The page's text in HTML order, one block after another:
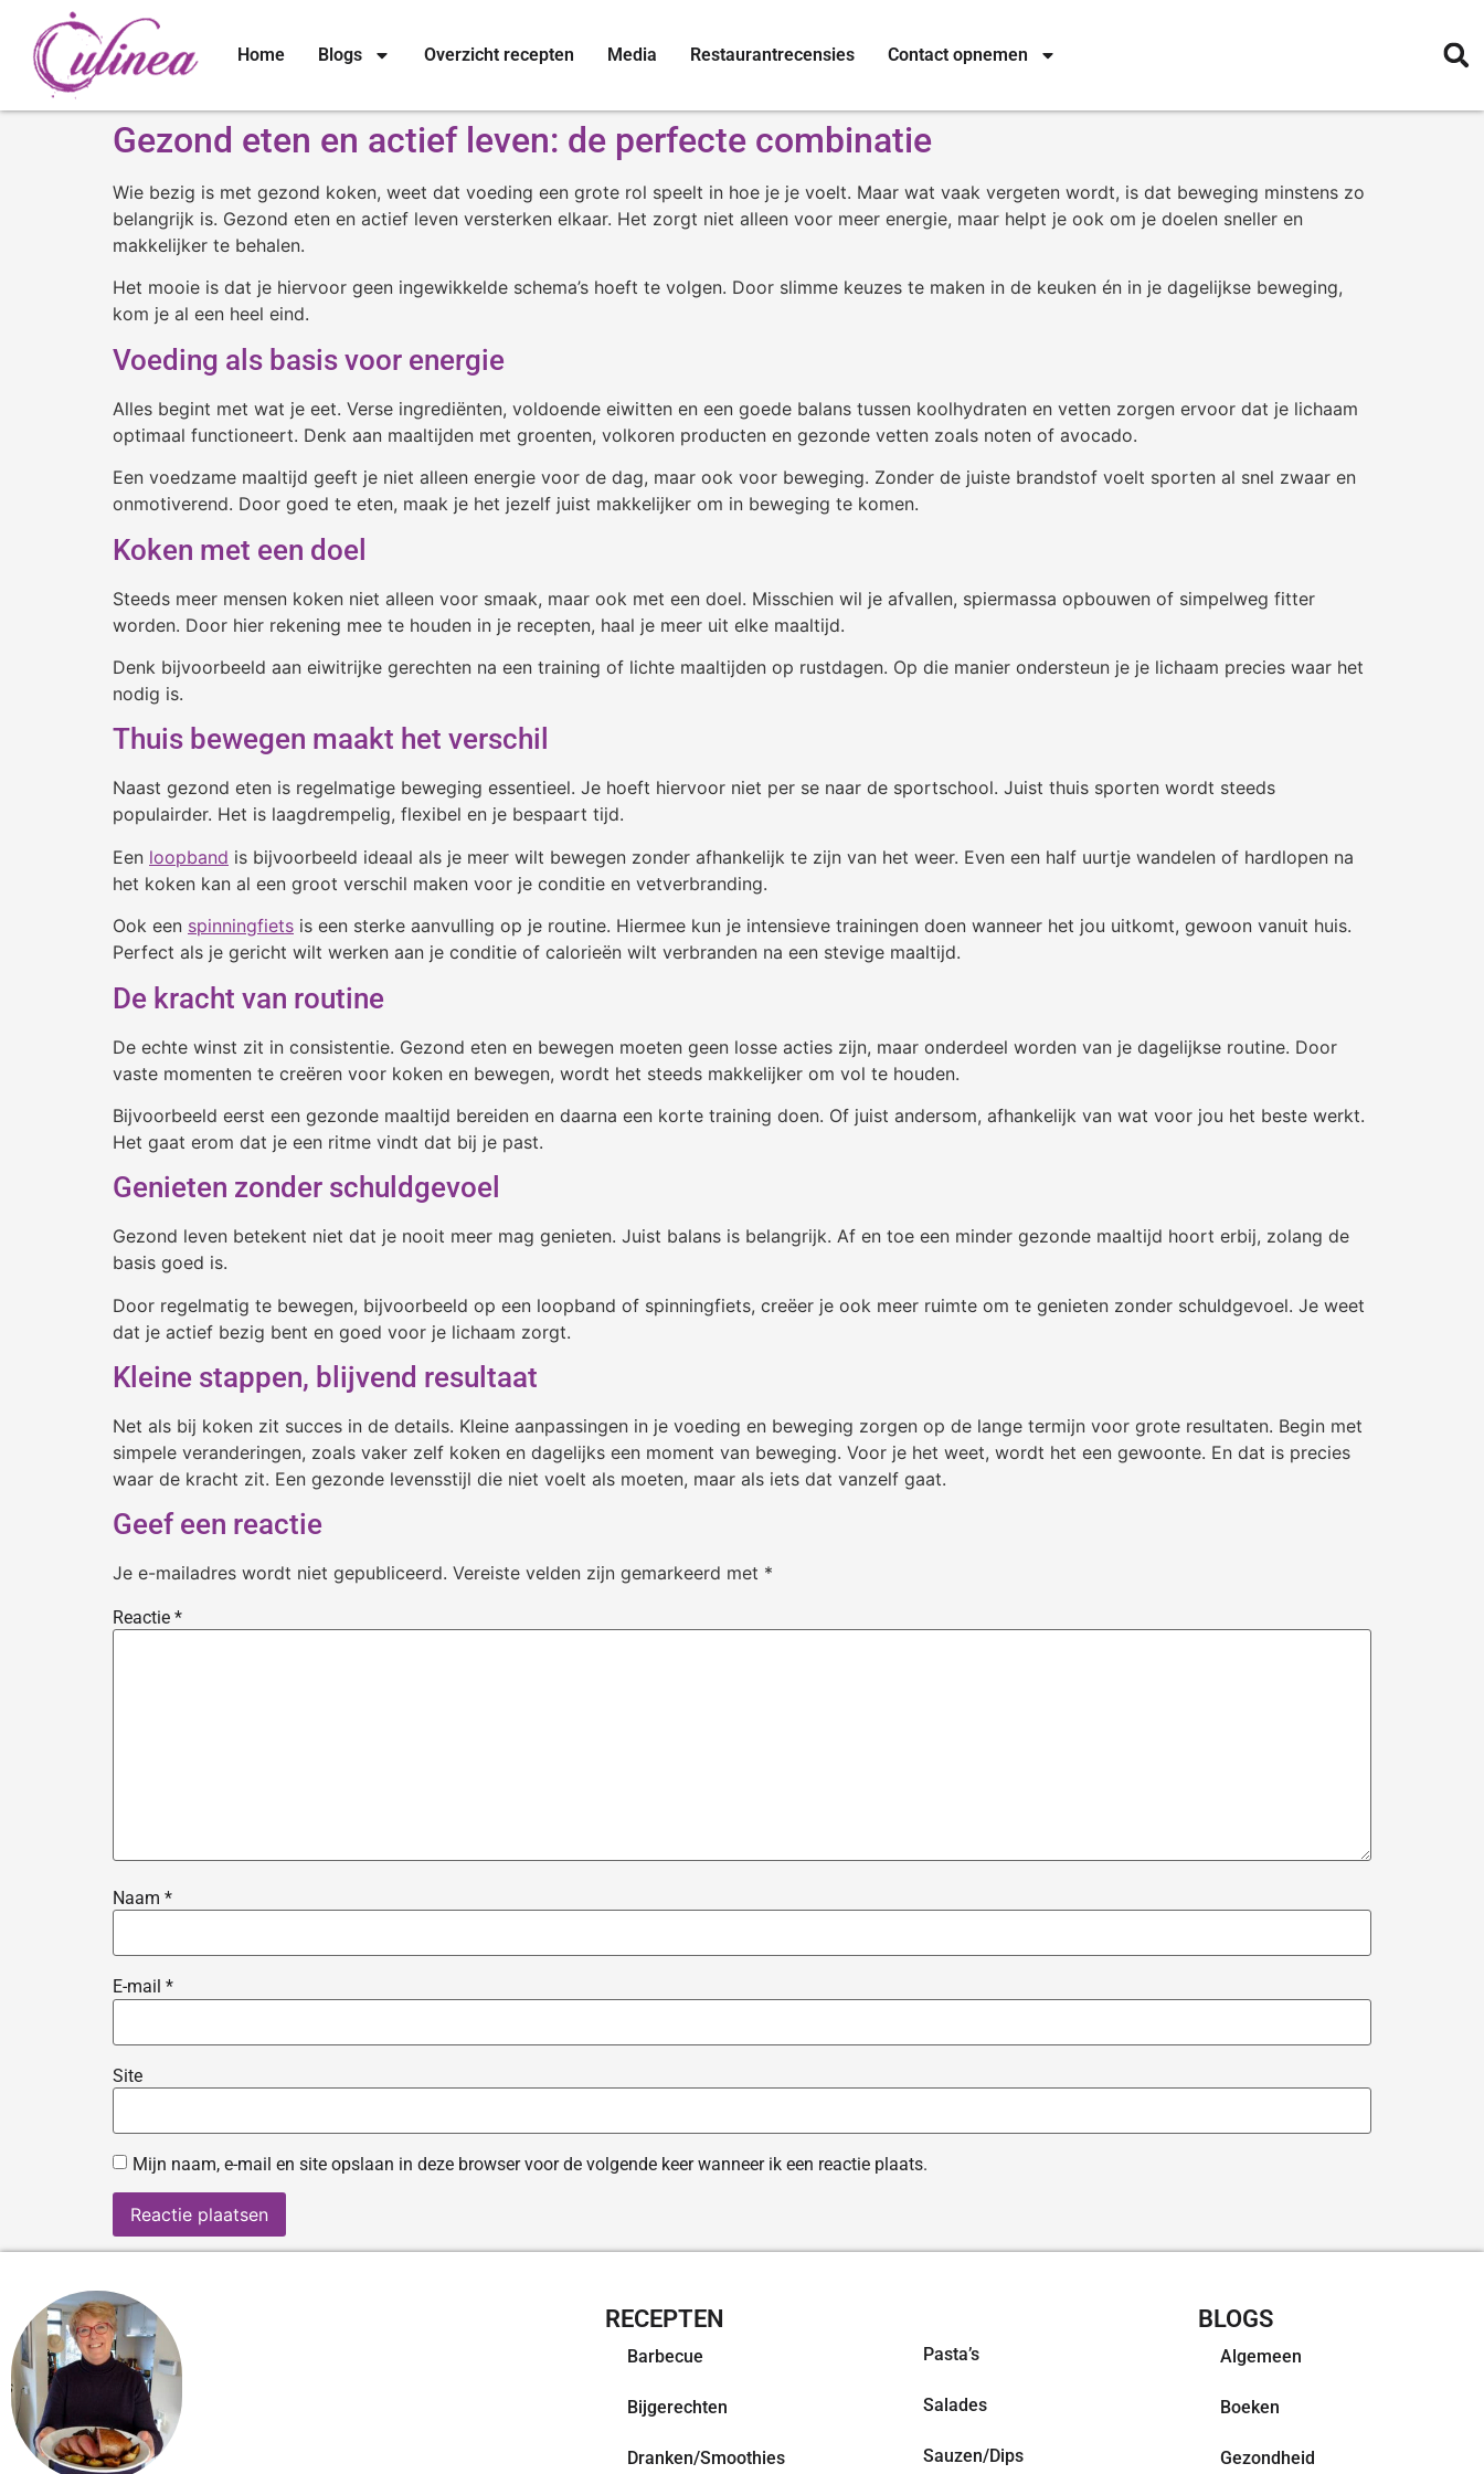
Home Blogs Overzicht recepten Media Restaurantrecensies Contact opnemen
Gezond eten en actief leven: de perfecte combinatie
Wie bezig is met gezond koken, weet dat voeding een grote rol speelt in hoe je je voelt. Maar wat vaak vergeten wordt, is dat beweging minstens zo
belangrijk is. Gezond eten en actief leven versterken elkaar. Het zorgt niet alleen voor meer energie, maar helpt je ook om je doelen sneller en
makkelijker te behalen.
Het mooie is dat je hiervoor geen ingewikkelde schema’s hoeft te volgen. Door slimme keuzes te maken in de keuken én in je dagelijkse beweging,
kom je al een heel eind.
Voeding als basis voor energie
Alles begint met wat je eet. Verse ingrediënten, voldoende eiwitten en een goede balans tussen koolhydraten en vetten zorgen ervoor dat je lichaam
optimaal functioneert. Denk aan maaltijden met groenten, volkoren producten en gezonde vetten zoals noten of avocado.
Een voedzame maaltijd geeft je niet alleen energie voor de dag, maar ook voor beweging. Zonder de juiste brandstof voelt sporten al snel zwaar en
onmotiverend. Door goed te eten, maak je het jezelf juist makkelijker om in beweging te komen.
Koken met een doel
Steeds meer mensen koken niet alleen voor smaak, maar ook met een doel. Misschien wil je afvallen, spiermassa opbouwen of simpelweg fitter
worden. Door hier rekening mee te houden in je recepten, haal je meer uit elke maaltijd.
Denk bijvoorbeeld aan eiwitrijke gerechten na een training of lichte maaltijden op rustdagen. Op die manier ondersteun je je lichaam precies waar het
nodig is.
Thuis bewegen maakt het verschil
Naast gezond eten is regelmatige beweging essentieel. Je hoeft hiervoor niet per se naar de sportschool. Juist thuis sporten wordt steeds
populairder. Het is laagdrempelig, flexibel en je bespaart tijd.
Een loopband is bijvoorbeeld ideaal als je meer wilt bewegen zonder afhankelijk te zijn van het weer. Even een half uurtje wandelen of hardlopen na
het koken kan al een groot verschil maken voor je conditie en vetverbranding.
Ook een spinningfiets is een sterke aanvulling op je routine. Hiermee kun je intensieve trainingen doen wanneer het jou uitkomt, gewoon vanuit huis.
Perfect als je gericht wilt werken aan je conditie of calorieën wilt verbranden na een stevige maaltijd.
De kracht van routine
De echte winst zit in consistentie. Gezond eten en bewegen moeten geen losse acties zijn, maar onderdeel worden van je dagelijkse routine. Door
vaste momenten te creëren voor koken en bewegen, wordt het steeds makkelijker om vol te houden.
Bijvoorbeeld eerst een gezonde maaltijd bereiden en daarna een korte training doen. Of juist andersom, afhankelijk van wat voor jou het beste werkt.
Het gaat erom dat je een ritme vindt dat bij je past.
Genieten zonder schuldgevoel
Gezond leven betekent niet dat je nooit meer mag genieten. Juist balans is belangrijk. Af en toe een minder gezonde maaltijd hoort erbij, zolang de
basis goed is.
Door regelmatig te bewegen, bijvoorbeeld op een loopband of spinningfiets, creëer je ook meer ruimte om te genieten zonder schuldgevoel. Je weet
dat je actief bezig bent en goed voor je lichaam zorgt.
Kleine stappen, blijvend resultaat
Net als bij koken zit succes in de details. Kleine aanpassingen in je voeding en beweging zorgen op de lange termijn voor grote resultaten. Begin met
simpele veranderingen, zoals vaker zelf koken en dagelijks een moment van beweging. Voor je het weet, wordt het een gewoonte. En dat is precies
waar de kracht zit. Een gezonde levensstijl die niet voelt als moeten, maar als iets dat vanzelf gaat.
Geef een reactie
Je e-mailadres wordt niet gepubliceerd. Vereiste velden zijn gemarkeerd met *
Reactie *
Naam *
E-mail *
Site
Mijn naam, e-mail en site opslaan in deze browser voor de volgende keer wanneer ik een reactie plaats.
RECEPTEN
Barbecue
Bijgerechten
Dranken/Smoothies
Pasta’s
Salades
Sauzen/Dips
BLOGS
Algemeen
Boeken
Gezondheid